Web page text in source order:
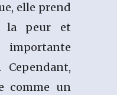
elle prend
la peur et
Cependant,
comme un